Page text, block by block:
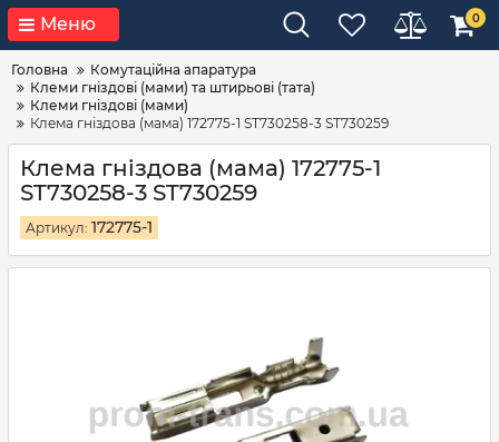
Меню 0
Головна
Комутаційна апаратура
Клеми гніздові (мами) та штирьові (тата)
Клеми гніздові (мами)
Клема гніздова (мама) 172775-1 ST730258-3 ST730259
Клема гніздова (мама) 172775-1
ST730258-3 ST730259
Артикул: 172775-1